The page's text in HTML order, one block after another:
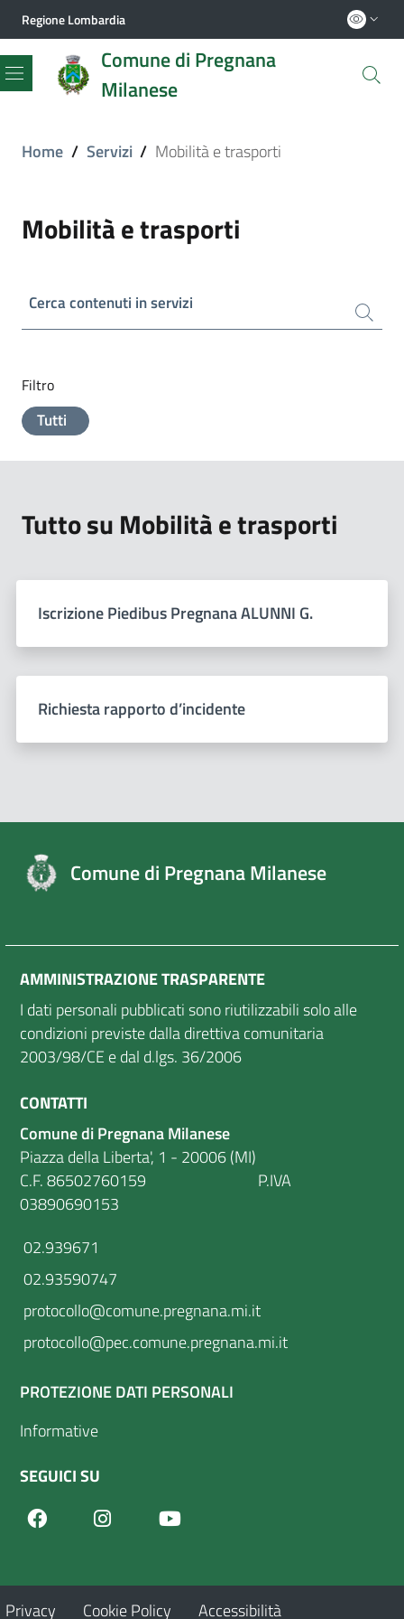
Regione Lombardia
Comune di Pregnana
Milanese
Menu
Home / Servizi / Mobilità e trasporti
Mobilità e trasporti
Cerca contenuti in servizi
Filtro
Tutti
Tutto su Mobilità e trasporti
Iscrizione Piedibus Pregnana ALUNNI G.
Richiesta rapporto d’incidente
Comune di Pregnana Milanese
AMMINISTRAZIONE TRASPARENTE
I dati personali pubblicati sono riutilizzabili solo alle
condizioni previste dalla direttiva comunitaria
2003/98/CE e dal d.lgs. 36/2006
CONTATTI
Comune di Pregnana Milanese
Piazza della Liberta', 1 - 20006 (MI)
C.F. 86502760159 P.IVA
03890690153
02.939671
02.93590747
protocollo@comune.pregnana.mi.it
protocollo@pec.comune.pregnana.mi.it
PROTEZIONE DATI PERSONALI
Informative
SEGUICI SU
FacebookInstagram
Privacy Cookie Policy Accessibilità